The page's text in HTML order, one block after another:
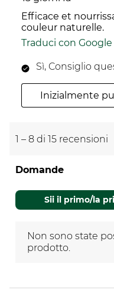
Efficace et
couleur naturelle.
Traduci con Google
Sì, Consiglio
Inizialmente
1 – 8 di 15 recensioni
Non sono state
Domande
Sii il primo/la
Non sono state
prodotto.